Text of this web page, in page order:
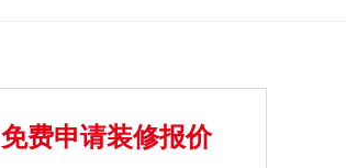
免费申请装修报价